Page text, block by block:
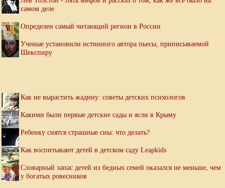
самом деле
Определен самый читающий регион в России
Ученые установили истинного автора пьесы, приписываемой
Шекспиру
Как не вырастить жадину: советы детских психологов
Какими были первые детские сады и ясли в Крыму
Ребенку снятся страшные сны: что делать?
Как воспитывают детей в детском саду Leapkids
Словарный запас детей из бедных семей оказался не меньше, чем
у богатых ровесников